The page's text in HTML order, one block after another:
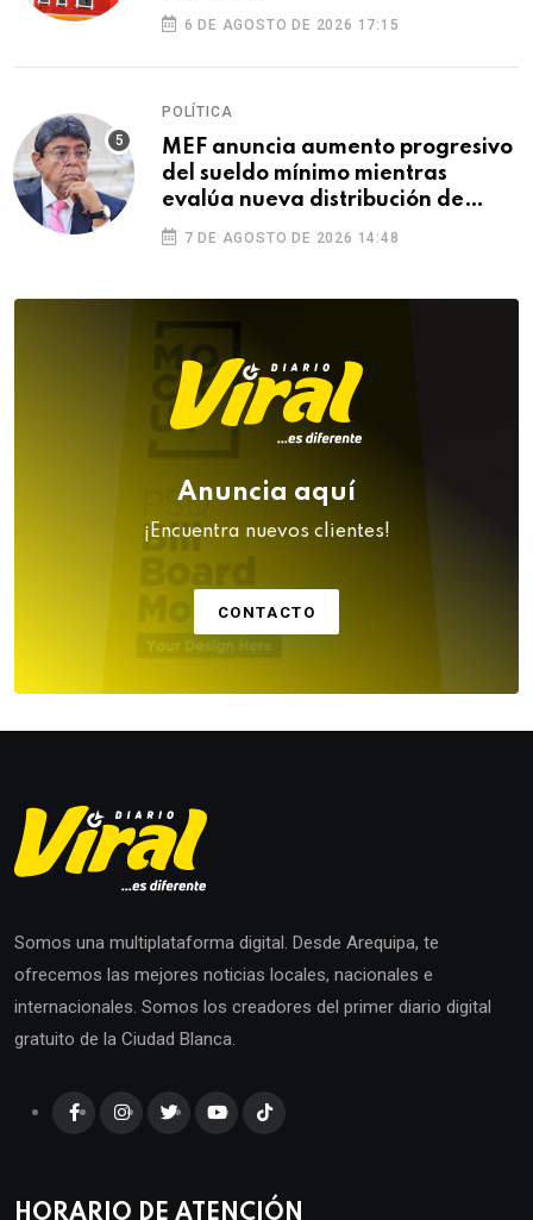
6 DE AGOSTO DE 2026 17:15
POLÍTICA
MEF anuncia aumento progresivo
del sueldo mínimo mientras
evalúa nueva distribución de
feriados
7 DE AGOSTO DE 2026 14:48
Anuncia aquí
¡Encuentra nuevos clientes!
CONTACTO
Somos una multiplataforma digital. Desde Arequipa, te
ofrecemos las mejores noticias locales, nacionales e
internacionales. Somos los creadores del primer diario digital
gratuito de la Ciudad Blanca.
HORARIO DE ATENCIÓN